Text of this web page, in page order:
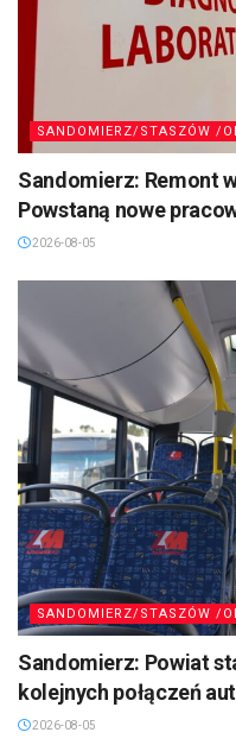
SANDOMIERZ/STASZÓW /
Sandomierz: Remont
Powstaną nowe
2026-08-05
SANDOMIERZ/STASZÓW /
Sandomierz: Powiat
kolejnych połączeń
2026-08-05